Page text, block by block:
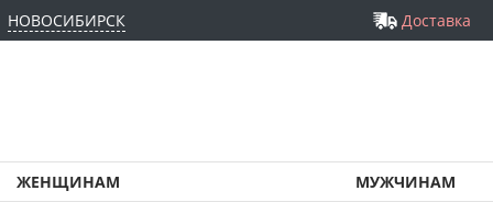
НОВОСИБИРСК Доставка
ЖЕНЩИНАМ МУЖЧИНАМ